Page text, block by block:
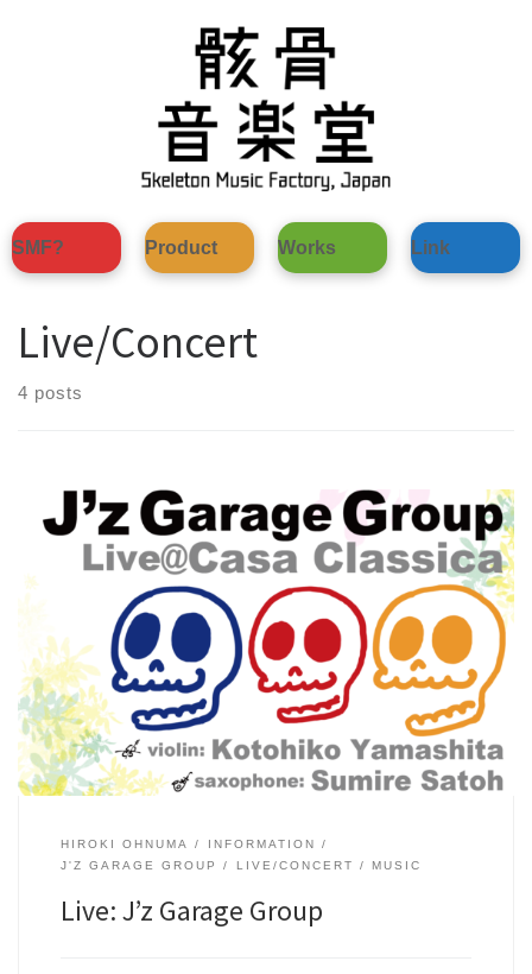
SMF? Product Works Link
Live/Concert
4 posts
[…]
HIROKI OHNUMA
INFORMATION
J'Z GARAGE GROUP
LIVE/CONCERT MUSIC
Live: J’z Garage Group